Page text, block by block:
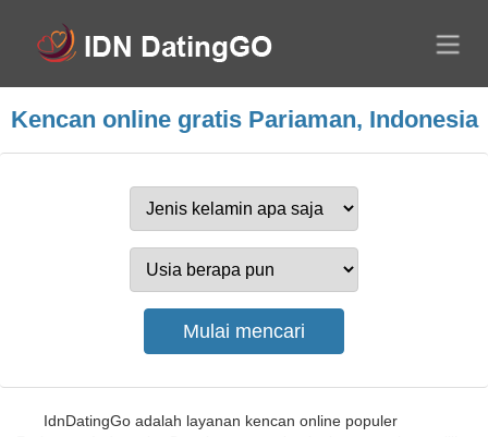
Kencan online gratis Pariaman, Indonesia
IdnDatingGo adalah layanan kencan online populer